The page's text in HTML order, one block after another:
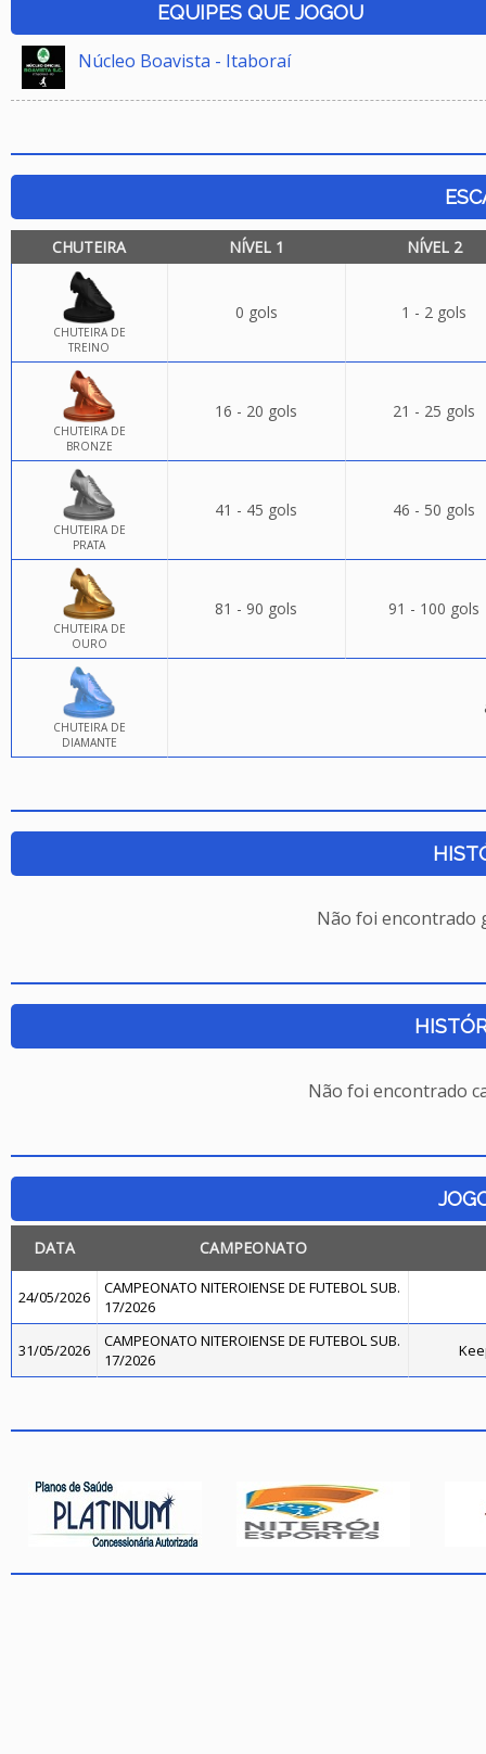
EQUIPES QUE JOGOU
Núcleo Boavista - Itaboraí
CHUTEIRA NÍVEL 1 NÍVEL 2
CHUTEIRA DE
TREINO
0 gols 1 - 2 gols
CHUTEIRA DE
BRONZE
16 - 20 gols 21 - 25 gols
CHUTEIRA DE
PRATA
41 - 45 gols 46 - 50 gols
CHUTEIRA DE
OURO
81 - 90 gols 91 - 100 gols
CHUTEIRA DE
DIAMANTE
Não foi encontrado
Não foi encontrado
DATA CAMPEONATO
24/05/2026
CAMPEONATO NITEROIENSE DE FUTEBOL SUB.
17/2026
31/05/2026
CAMPEONATO NITEROIENSE DE FUTEBOL SUB.
17/2026